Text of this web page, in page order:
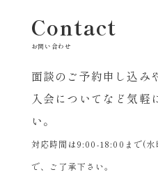
Contact
お問い合わせ
面談のご予約申し込み
入会についてなど気軽
い。
対応時間は9:00-18:00まで(水
で、ご了承下さい。